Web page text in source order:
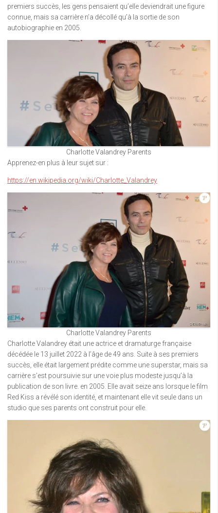
premiers succès, les gens pensaient qu’elle deviendrait une figure
connue, mais sa carrière n’a décollé qu’à la sortie de son
autobiographie en 2005.
Charlotte Valandrey Parents
Apprenez-en plus à leur sujet sur :
https://en.wikipedia.org/wiki/Charlotte_Valandrey
Charlotte Valandrey Parents
Charlotte Valandrey était une actrice et dramaturge française
décédée le 13 juillet 2022 à l’âge de 49 ans. Suite à ses premiers
succès, elle était largement prédite comme une superstar, mais sa
carrière s’est poursuivie sur une voie plus modeste jusqu’à la
publication de son livre. en 2005. Elle avait seize ans lorsque le film
Red Kiss a révélé son identité, et maintenant elle vit seule dans un
studio que ses parents ont construit pour elle.